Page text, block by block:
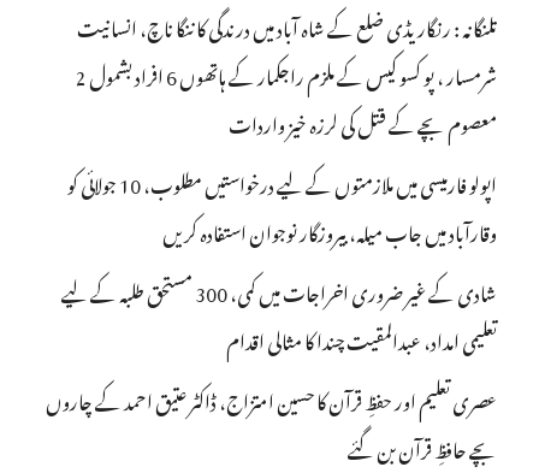
تلنگانہ : رنگاریڈی ضلع کے شاہ آباد میں درندگی کا ننگا ناچ، انسانیت
شرمسار ، پو کسو کیس کے ملزم راجکمار کے ہاتھوں 6 افراد بشمول 2
معصوم بچے کے قتل کی لرزہ خیز واردات
اپولو فارمیسی میں ملازمتوں کے لیے درخواستیں مطلوب، 10 جولائی کو
وقارآباد میں جاب میلہ، بیروزگار نوجوان استفادہ کریں
شادی کے غیر ضروری اخراجات میں کمی، 300 مستحق طلبہ کے لیے
تعلیمی امداد، عبدالمقیت چندا کا مثالی اقدام
عصری تعلیم اور حفظِ قرآن کا حسین امتزاج، ڈاکٹر عتیق احمد کے چاروں
بچے حافظِ قرآن بن گئے